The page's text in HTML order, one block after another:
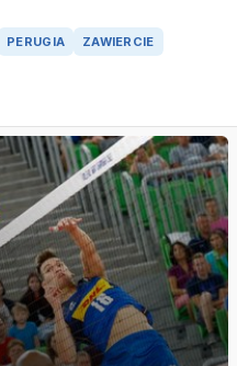
PERUGIA ZAWIERCIE